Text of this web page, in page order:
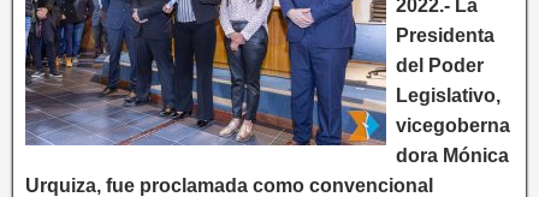
2022.- La
Presidenta
del Poder
Legislativo,
vicegoberna
dora Mónica
Urquiza, fue proclamada como convencional